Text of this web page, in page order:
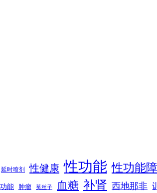
延时喷剂 性健康 性功能 性功能
能 肿瘤 菟丝子 血糖 补肾 西地那非